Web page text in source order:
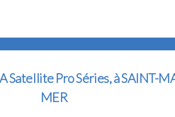
Satellite Pro Séries, à SAINT-
MER